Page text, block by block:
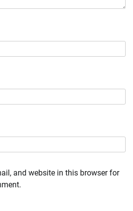
and website in this browser for